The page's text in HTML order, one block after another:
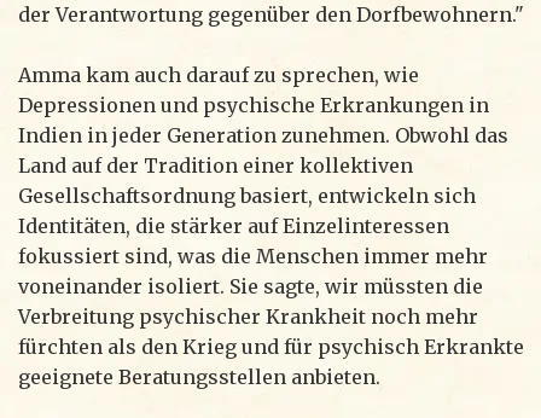
der Verantwortung gegenüber den Dorfbewohnern."
Amma kam auch darauf zu sprechen, wie
Depressionen und psychische Erkrankungen in
Indien in jeder Generation zunehmen. Obwohl das
Land auf der Tradition einer kollektiven
Gesellschaftsordnung basiert, entwickeln sich
Identitäten, die stärker auf Einzelinteressen
fokussiert sind, was die Menschen immer mehr
voneinander isoliert. Sie sagte, wir müssten die
Verbreitung psychischer Krankheit noch mehr
fürchten als den Krieg und für psychisch Erkrankte
geeignete Beratungsstellen anbieten.